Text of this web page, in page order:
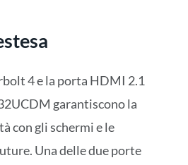
4 e la porta HDMI 2.1
garantiscono la
con gli schermi e le
Una delle due porte